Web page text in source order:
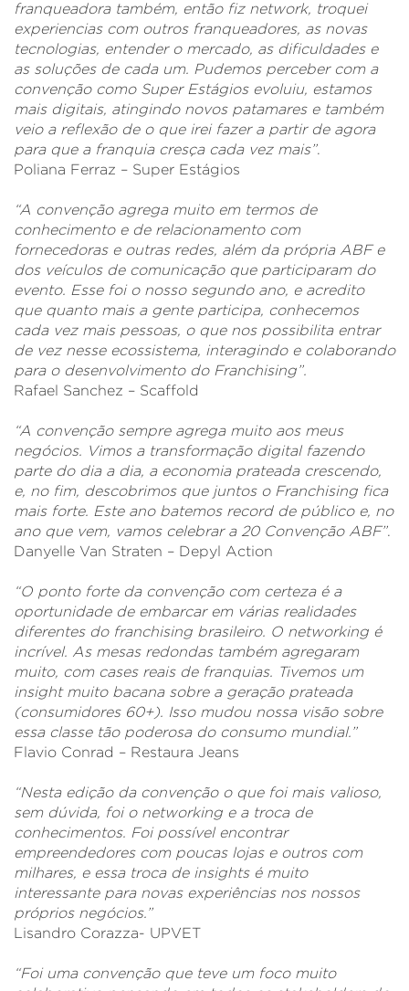
franqueadora também, então fiz network, troquei
experiencias com outros franqueadores, as novas
tecnologias, entender o mercado, as dificuldades e
as soluções de cada um. Pudemos perceber com a
convenção como Super Estágios evoluiu, estamos
mais digitais, atingindo novos patamares e também
veio a reflexão de o que irei fazer a partir de agora
para que a franquia cresça cada vez mais”.
Poliana Ferraz – Super Estágios
“A convenção agrega muito em termos de
conhecimento e de relacionamento com
fornecedoras e outras redes, além da própria ABF e
dos veículos de comunicação que participaram do
evento. Esse foi o nosso segundo ano, e acredito
que quanto mais a gente participa, conhecemos
cada vez mais pessoas, o que nos possibilita entrar
de vez nesse ecossistema, interagindo e colaborando
para o desenvolvimento do Franchising”.
Rafael Sanchez – Scaffold
“A convenção sempre agrega muito aos meus
negócios. Vimos a transformação digital fazendo
parte do dia a dia, a economia prateada crescendo,
e, no fim, descobrimos que juntos o Franchising fica
mais forte. Este ano batemos record de público e, no
ano que vem, vamos celebrar a 20 Convenção ABF”.
Danyelle Van Straten – Depyl Action
“O ponto forte da convenção com certeza é a
oportunidade de embarcar em várias realidades
diferentes do franchising brasileiro. O networking é
incrível. As mesas redondas também agregaram
muito, com cases reais de franquias. Tivemos um
insight muito bacana sobre a geração prateada
(consumidores 60+). Isso mudou nossa visão sobre
essa classe tão poderosa do consumo mundial.”
Flavio Conrad – Restaura Jeans
“Nesta edição da convenção o que foi mais valioso,
sem dúvida, foi o networking e a troca de
conhecimentos. Foi possível encontrar
empreendedores com poucas lojas e outros com
milhares, e essa troca de insights é muito
interessante para novas experiências nos nossos
próprios negócios.”
Lisandro Corazza- UPVET
“Foi uma convenção que teve um foco muito